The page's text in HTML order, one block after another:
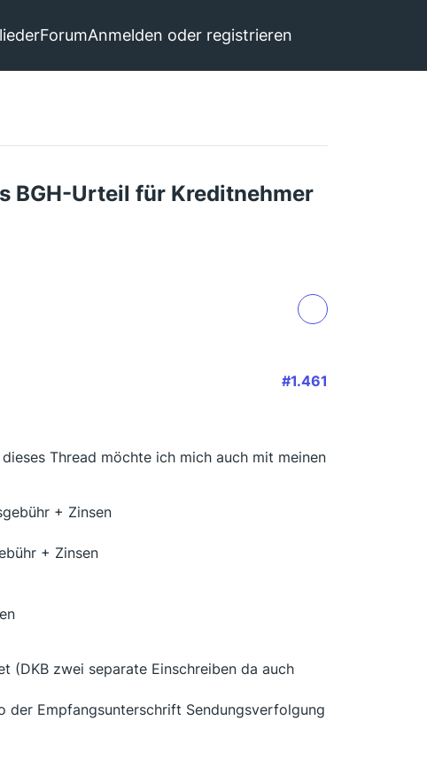
ForumAnmelden oder registrieren
BGH-Urteil für Kreditnehmer
#1.461
Thread möchte ich mich auch mit meinen
+ Zinsen
+ Zinsen
(DKB zwei separate Einschreiben da auch
der Empfangsunterschrift Sendungsverfolgung